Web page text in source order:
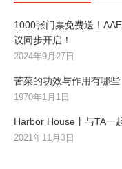
1000张门票免费送！
议同步开启！
2024年9月27日
苦菜的功效与作用有哪些
1970年1月1日
Harbor House丨与TA一
2021年11月3日